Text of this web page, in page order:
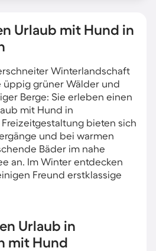
Urlaub mit Hund in
Winterlandschaft
üppig grüner Wälder und
Berge: Sie erleben einen
mit Hund in
bieten sich
und bei warmen
Bäder im nahe
an. Im Winter entdecken
Freund erstklassige
Urlaub in
mit Hund